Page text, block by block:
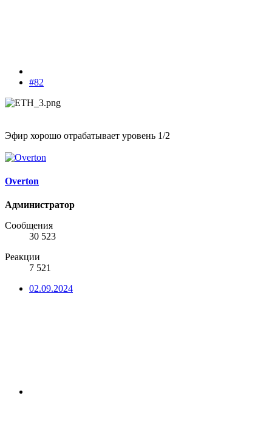
#82
Эфир хорошо отрабатывает уровень 1/2
Overton
Администратор
Сообщения
30 523
Реакции
7 521
02.09.2024